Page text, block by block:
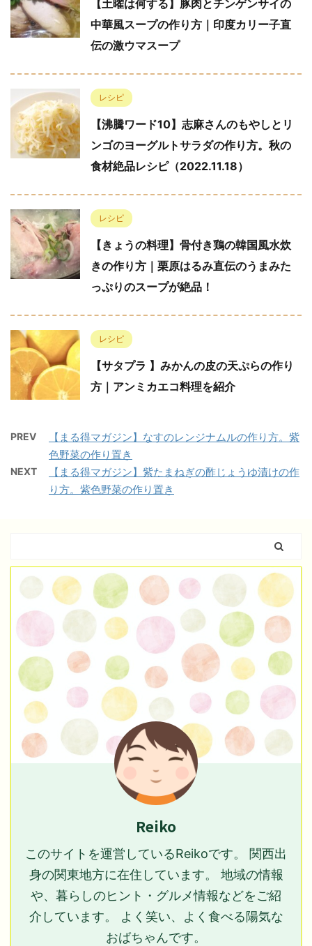
【土曜は何する】豚肉とチンゲンサイの
中華風スープの作り方｜印度カリー子直
伝の激ウマスープ
レシピ
【沸騰ワード10】志麻さんのもやしとリ
ンゴのヨーグルトサラダの作り方。秋の
食材絶品レシピ（2022.11.18）
レシピ
【きょうの料理】骨付き鶏の韓国風水炊
きの作り方｜栗原はるみ直伝のうまみた
っぷりのスープが絶品！
レシピ
【サタプラ 】みかんの皮の天ぷらの作り
方｜アンミカエコ料理を紹介
PREV
【まる得マガジン】なすのレンジナムルの作り方。紫
色野菜の作り置き
NEXT
【まる得マガジン】紫たまねぎの酢じょうゆ漬けの作
り方。紫色野菜の作り置き
Reiko
このサイトを運営しているReikoです。 関西出
身の関東地方に在住しています。 地域の情報
や、暮らしのヒント・グルメ情報などをご紹
介しています。 よく笑い、よく食べる陽気な
おばちゃんです。